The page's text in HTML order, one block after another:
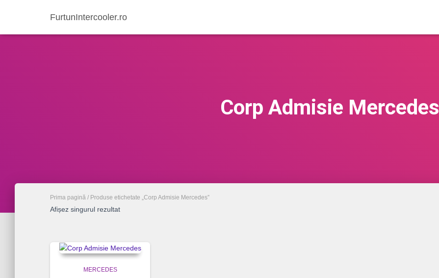
FurtunIntercooler.ro
Corp Admisie Mercedes
Prima pagină / Produse etichetate „Corp Admisie Mercedes”
Afișez singurul rezultat
MERCEDES